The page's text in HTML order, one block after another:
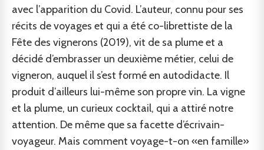
avec l’apparition du Covid. L’auteur, connu pour ses
récits de voyages et qui a été co-librettiste de la
Fête des vignerons (2019), vit de sa plume et a
décidé d’embrasser un deuxième métier, celui de
vigneron, auquel il s’est formé en autodidacte. Il
produit d’ailleurs lui-même son propre vin. La vigne
et la plume, un curieux cocktail, qui a attiré notre
attention. De même que sa facette d’écrivain-
voyageur. Mais comment voyage-t-on «en famille»